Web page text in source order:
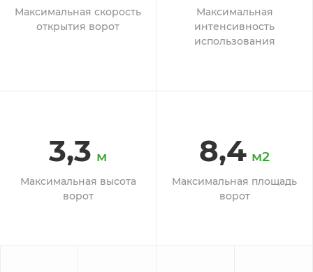
Максимальная скорость
открытия ворот
Максимальная
интенсивность
использования
3,3 м
Максимальная высота
ворот
8,4 м2
Максимальная площадь
ворот